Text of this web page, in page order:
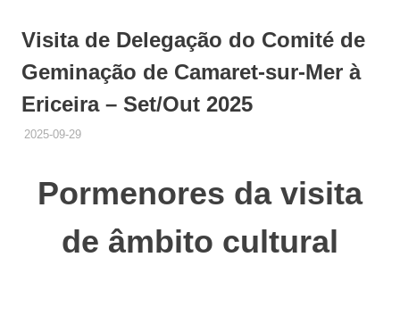
Visita de Delegação do Comité de
Geminação de Camaret-sur-Mer à
Ericeira – Set/Out 2025
2025-09-29ADMINISTRADOR
HISTÓRICO DE ACTIVIDADES
Pormenores da visita
de âmbito cultural